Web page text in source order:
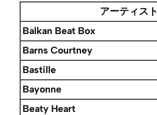
アーティスト
Balkan Beat Box
Barns Courtney
Bastille
Bayonne
Beaty Heart